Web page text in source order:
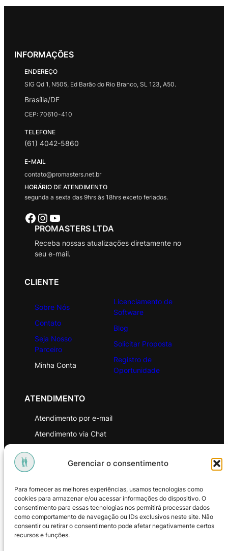
Gerenciar o consentimento
Para fornecer as melhores experiências, usamos tecnologias como
cookies para armazenar e/ou acessar informações do dispositivo. O
consentimento para essas tecnologias nos permitirá processar dados
como comportamento de navegação ou IDs exclusivos neste site. Não
consentir ou retirar o consentimento pode afetar negativamente certos
recursos e funções.
INFORMAÇÕES
ENDEREÇO
SIG Qd 1, N505, Ed Barão do Rio Branco, SL 123, A50.
Brasília/DF
CEP: 70610-410
TELEFONE
(61) 4042-5860
E-MAIL
contato@promasters.net.br
HORÁRIO DE ATENDIMENTO
segunda a sexta das 9hrs às 18hrs exceto feriados.
Facebook Instagram Youtube
PROMASTERS LTDA
Receba nossas atualizações diretamente no
seu e-mail.
CLIENTE
Sobre Nós
Contato
Seja Nosso
Parceiro
Minha Conta
Licenciamento de
Software
Blog
Solicitar Proposta
Registro de
Oportunidade
ATENDIMENTO
Atendimento por e-mail
Atendimento via Chat
Política de Privacidade
Política de Troca e Devoluções
Política de Reembolso